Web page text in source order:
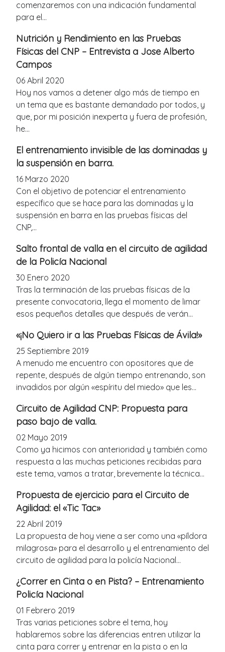
comenzaremos con una indicación fundamental
para el...
Nutrición y Rendimiento en las Pruebas
Físicas del CNP – Entrevista a Jose Alberto
Campos
06 Abril 2020
Hoy nos vamos a detener algo más de tiempo en
un tema que es bastante demandado por todos, y
que, por mi posición inexperta y fuera de profesión,
he...
El entrenamiento invisible de las dominadas y
la suspensión en barra.
16 Marzo 2020
Con el objetivo de potenciar el entrenamiento
específico que se hace para las dominadas y la
suspensión en barra en las pruebas físicas del
CNP,...
Salto frontal de valla en el circuito de agilidad
de la Policía Nacional
30 Enero 2020
Tras la terminación de las pruebas físicas de la
presente convocatoria, llega el momento de limar
esos pequeños detalles que después de verán...
«¡No Quiero ir a las Pruebas Físicas de Ávila!»
25 Septiembre 2019
A menudo me encuentro con opositores que de
repente, después de algún tiempo entrenando, son
invadidos por algún «espíritu del miedo» que les...
Circuito de Agilidad CNP: Propuesta para
paso bajo de valla.
02 Mayo 2019
Como ya hicimos con anterioridad y también como
respuesta a las muchas peticiones recibidas para
este tema, vamos a tratar, brevemente la técnica...
Propuesta de ejercicio para el Circuito de
Agilidad: el «Tic Tac»
22 Abril 2019
La propuesta de hoy viene a ser como una «píldora
milagrosa» para el desarrollo y el entrenamiento del
circuito de agilidad para la policía Nacional...
¿Correr en Cinta o en Pista? – Entrenamiento
Policía Nacional
01 Febrero 2019
Tras varias peticiones sobre el tema, hoy
hablaremos sobre las diferencias entren utilizar la
cinta para correr y entrenar en la pista o en la